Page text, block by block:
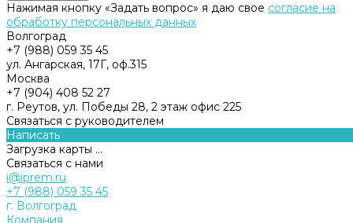
Нажимая кнопку «Задать вопрос» я даю свое согласие на
обработку персональных данных
Волгоград
+7 (988) 059 35 45
ул. Ангарская, 17Г, оф.315
Москва
+7 (904) 408 52 27
г. Реутов, ул. Победы 28, 2 этаж офис 225
Связаться с руководителем
Написать
Загрузка карты ...
Связаться с нами
i@iprem.ru
+7 (988) 059 35 45
г. Волгоград
Компания